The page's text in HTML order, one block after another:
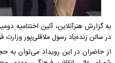
به گزارش هنرآنلاین، آئین
در سالن زنده‌یاد رسول ملاقلی‌پور
از حاضران در این رویداد می‌توان به